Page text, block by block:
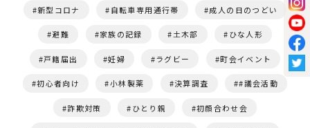
新型コロナ 自転車専用通行帯 成人の日のつどい
避難 家族の記録 土木部 ひな人形
戸籍届出 妊婦 ラグビー 町会イベント
初心者向け 小林製薬 決算調査 #議会活動
詐欺対策 ひとり親 初顔合わせ会